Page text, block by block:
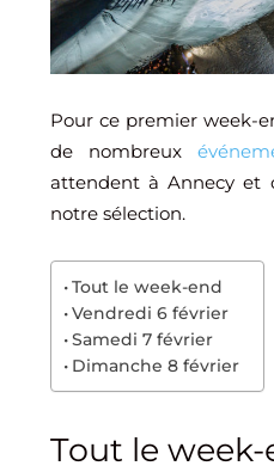
Pour ce premier week-
de nombreux
attendent à Annecy et
notre sélection.
Tout le week-end
Vendredi 6 février
Samedi 7 février
Dimanche 8 février
Tout le week-